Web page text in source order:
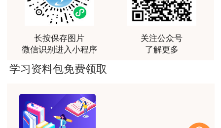
长按保存图片
微信识别进入小程序
关注公众号
了解更多
学习资料包免费领取